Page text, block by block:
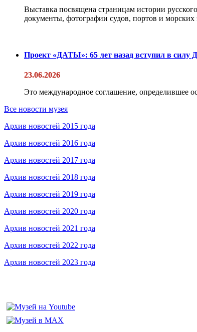
Выставка посвящена страницам истории
документы, фотографии судов, портов и морских
Проект «ДАТЫ»: 65 лет назад вступил в силу
23.06.2026
Это международное соглашение, определившее
Все новости музея
Архив новостей 2015 года
Архив новостей 2016 года
Архив новостей 2017 года
Архив новостей 2018 года
Архив новостей 2019 года
Архив новостей 2020 года
Архив новостей 2021 года
Архив новостей 2022 года
Архив новостей 2023 года